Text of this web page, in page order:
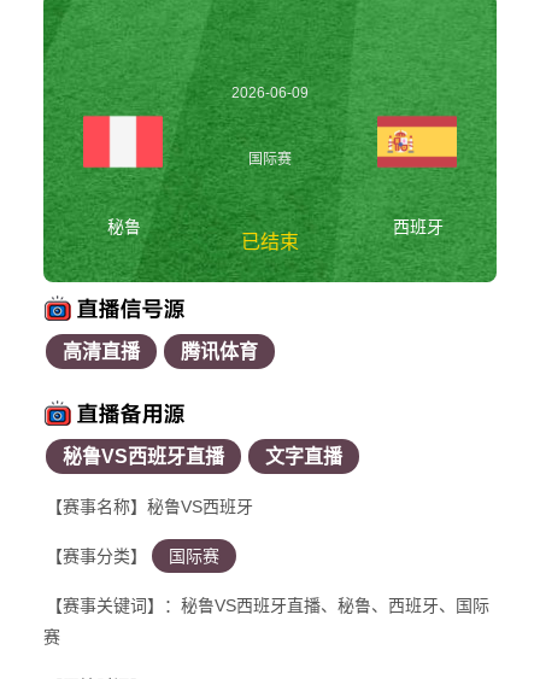
秘鲁
2026-06-09
10:00:00
国际赛
已结束
西班牙
高清直播 腾讯体育
秘鲁VS西班牙直播 文字直播
【赛事名称】秘鲁VS西班牙
【赛事分类】 国际赛
【赛事关键词】：秘鲁VS西班牙直播、秘鲁、西班牙、国际
赛